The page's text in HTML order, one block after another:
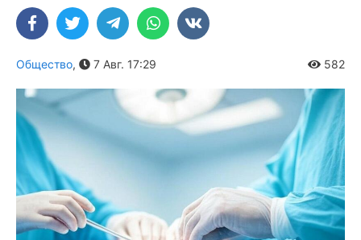
Общество, 7 Авг. 17:29 582